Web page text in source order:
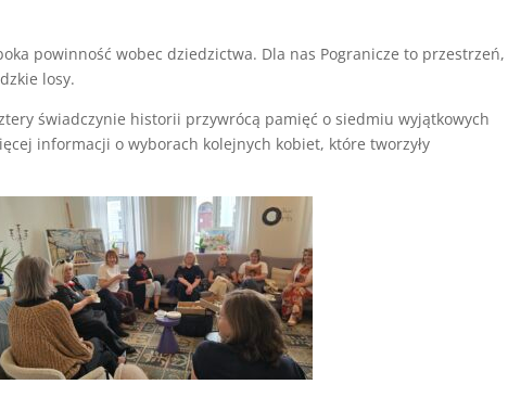
powinność wobec dziedzictwa. Dla nas Pogranicze to przestrzeń,
losy.
świadczynie historii przywrócą pamięć o siedmiu wyjątkowych
informacji o wyborach kolejnych kobiet, które tworzyły